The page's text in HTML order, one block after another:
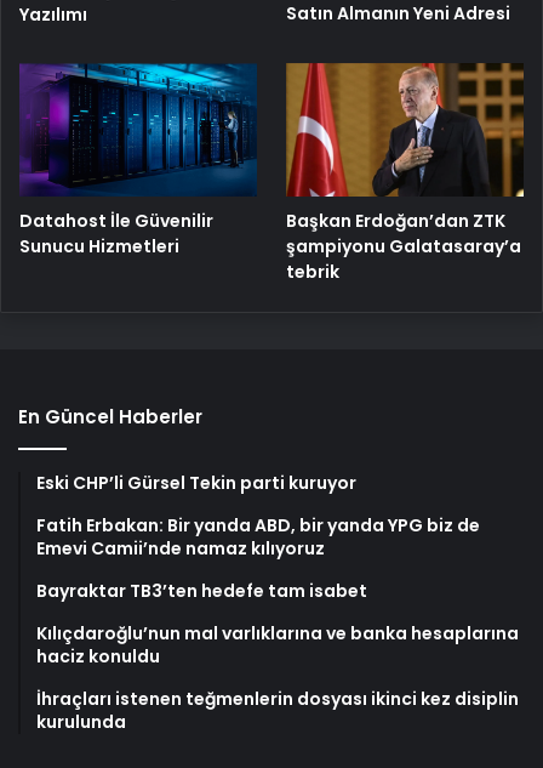
Yazılımı
Satın Almanın Yeni Adresi
Datahost İle Güvenilir
Sunucu Hizmetleri
Başkan Erdoğan’dan ZTK
şampiyonu Galatasaray’a
tebrik
En Güncel Haberler
Eski CHP’li Gürsel Tekin parti kuruyor
Fatih Erbakan: Bir yanda ABD, bir yanda YPG biz de
Emevi Camii’nde namaz kılıyoruz
Bayraktar TB3’ten hedefe tam isabet
Kılıçdaroğlu’nun mal varlıklarına ve banka hesaplarına
haciz konuldu
İhraçları istenen teğmenlerin dosyası ikinci kez disiplin
kurulunda